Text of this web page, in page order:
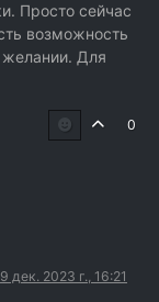
Просто сейчас
возможность
желании. Для
0
9 дек. 2023 г., 16:21